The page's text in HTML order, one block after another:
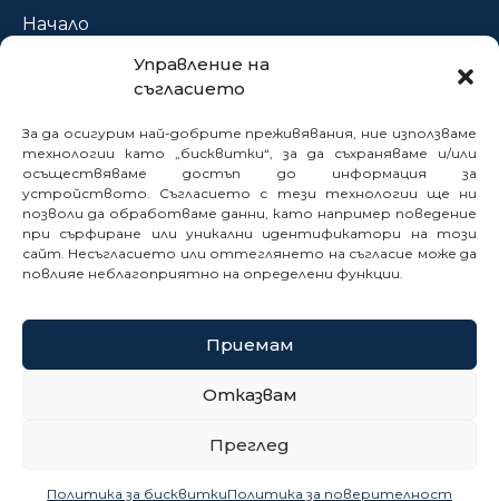
Управление на
съгласието
За да осигурим най-добрите преживявания, ние използваме
технологии като „бисквитки“, за да съхраняваме и/или
осъществяваме достъп до информация за
устройството. Съгласието с тези технологии ще ни
позволи да обработваме данни, като например поведение
при сърфиране или уникални идентификатори на този
сайт. Несъгласието или оттеглянето на съгласие може да
повлияе неблагоприятно на определени функции.
Приемам
Отказвам
Преглед
Политика за бисквиткиПолитика за поверителност
Начало
Новини
Нормативна база
Електронни услуги
Профил на купувача
Кариери
Контакти
Политика за поверителност
Карта на сайта